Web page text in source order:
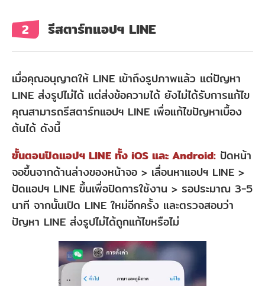
2 รีสตาร์ทแอปฯ LINE
เมื่อคุณอนุญาตให้ LINE เข้าถึงรูปภาพแล้ว แต่ปัญหา
LINE ส่งรูปไม่ได้ แต่ส่งข้อความได้ ยังไม่ได้รับการแก้ไข
คุณสามารถรีสตาร์ทแอปฯ LINE เพื่อแก้ไขปัญหาเบื้อง
ต้นได้ ดังนี้
ขั้นตอนปิดแอปฯ LINE ทั้ง iOS และ Android: ปัดหน้า
จอขึ้นจากด้านล่างของหน้าจอ > เลื่อนหาแอปฯ LINE >
ปัดแอปฯ LINE ขึ้นเพื่อปิดการใช้งาน > รอประมาณ 3-5
นาที จากนั้นเปิด LINE ใหม่อีกครั้ง และตรวจสอบว่า
ปัญหา LINE ส่งรูปไม่ได้ถูกแก้ไขหรือไม่